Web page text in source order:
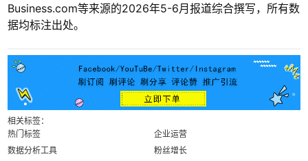
Business.com等来源的2026年5-6月报道综合撰写，所有数
据均标注出处。
相关标签：
热门标签
企业运营
数据分析工具
粉丝增长